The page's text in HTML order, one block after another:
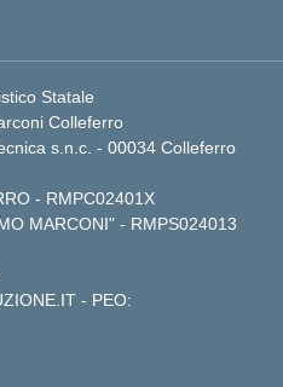
Statale
Colleferro
s.n.c. - 00034 Colleferro
- RMPC02401X
MARCONI" - RMPS024013
- PEO: